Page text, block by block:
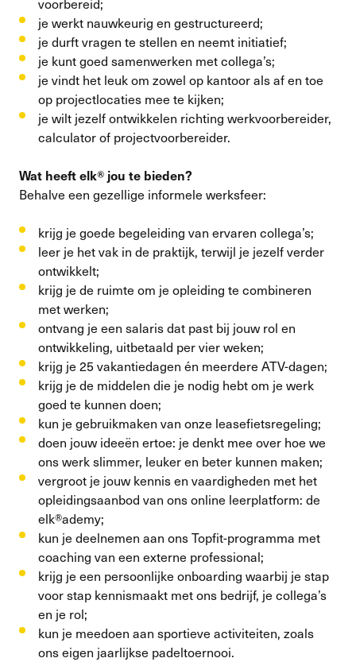
je werkt nauwkeurig en gestructureerd;
je durft vragen te stellen en neemt initiatief;
je kunt goed samenwerken met collega’s;
je vindt het leuk om zowel op kantoor als af en toe
op projectlocaties mee te kijken;
je wilt jezelf ontwikkelen richting werkvoorbereider,
calculator of projectvoorbereider.
Wat heeft elk® jou te bieden?
Behalve een gezellige informele werksfeer:
krijg je goede begeleiding van ervaren collega’s;
leer je het vak in de praktijk, terwijl je jezelf verder
ontwikkelt;
krijg je de ruimte om je opleiding te combineren
met werken;
ontvang je een salaris dat past bij jouw rol en
ontwikkeling, uitbetaald per vier weken;
krijg je 25 vakantiedagen én meerdere ATV-dagen;
krijg je de middelen die je nodig hebt om je werk
goed te kunnen doen;
kun je gebruikmaken van onze leasefietsregeling;
doen jouw ideeën ertoe: je denkt mee over hoe we
ons werk slimmer, leuker en beter kunnen maken;
vergroot je jouw kennis en vaardigheden met het
opleidingsaanbod van ons online leerplatform: de
elk®ademy;
kun je deelnemen aan ons Topfit-programma met
coaching van een externe professional;
krijg je een persoonlijke onboarding waarbij je stap
voor stap kennismaakt met ons bedrijf, je collega’s
en je rol;
kun je meedoen aan sportieve activiteiten, zoals
ons eigen jaarlijkse padeltoernooi.